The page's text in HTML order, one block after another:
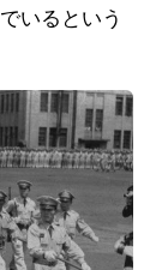
いるという